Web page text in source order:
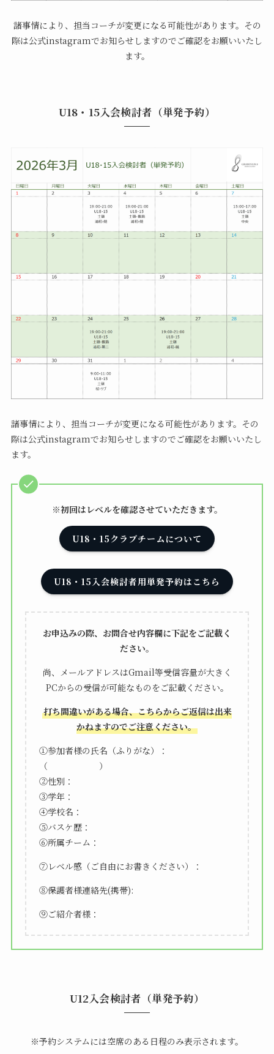
諸事情により、担当コーチが変更になる可能性があります。その
際は公式instagramでお知らせしますのでご確認をお願いいたし
ます。
U18・15入会検討者（単発予約）
諸事情により、担当コーチが変更になる可能性があります。その
際は公式instagramでお知らせしますのでご確認をお願いいたし
ます。
※初回はレベルを確認させていただきます。
U18・15クラブチームについて
U18・15入会検討者用単発予約はこちら
お申込みの際、お問合せ内容欄に下記をご記載く
ださい。
尚、メールアドレスはGmail等受信容量が大きく
PCからの受信が可能なものをご記載ください。
打ち間違いがある場合、こちらからご返信は出来
かねますのでご注意ください。
①参加者様の氏名（ふりがな）：
（ ）
②性別：
③学年：
④学校名：
⑤バスケ歴：
⑥所属チーム：
⑦レベル感（ご自由にお書きください）：
⑧保護者様連絡先(携帯):
⑨ご紹介者様：
U12入会検討者（単発予約）
※予約システムには空席のある日程のみ表示されます。